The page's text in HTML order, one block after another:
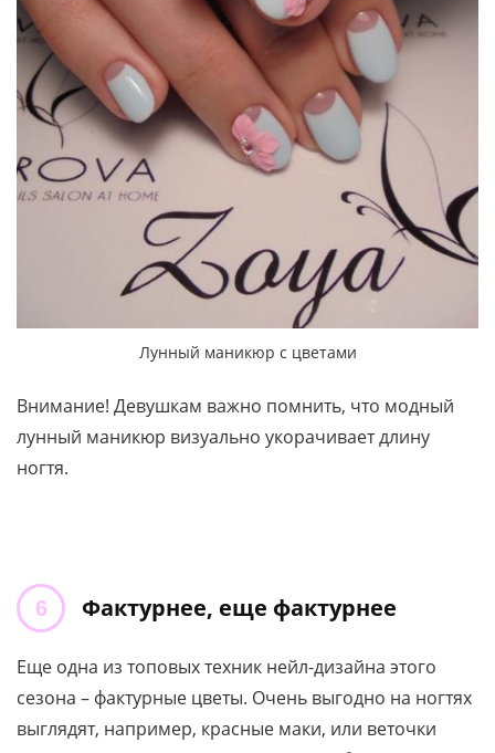
Лунный маникюр с цветами
Внимание! Девушкам важно помнить, что модный
лунный маникюр визуально укорачивает длину
ногтя.
Фактурнее, еще фактурнее
Еще одна из топовых техник нейл-дизайна этого
сезона – фактурные цветы. Очень выгодно на ногтях
выглядят, например, красные маки, или веточки